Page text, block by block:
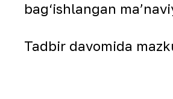
bag‘ishlangan
Tadbir davomida